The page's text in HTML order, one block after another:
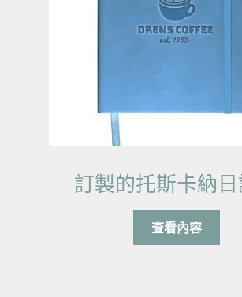
訂製的托斯卡納
查看內容